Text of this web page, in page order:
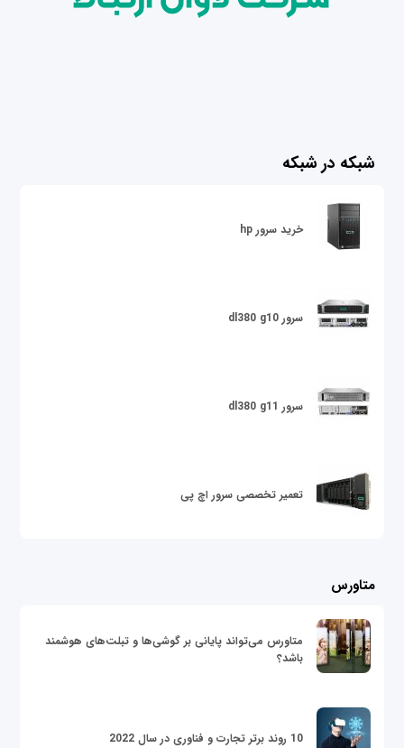
شبکه در شبکه
خرید سرور hp
سرور dl380 g10
سرور dl380 g11
تعمیر تخصصی سرور اچ پی
متاورس
متاورس می‌تواند پایانی بر گوشی‌ها و تبلت‌های هوشمند
باشد؟
10 روند برتر تجارت و فناوری در سال 2022